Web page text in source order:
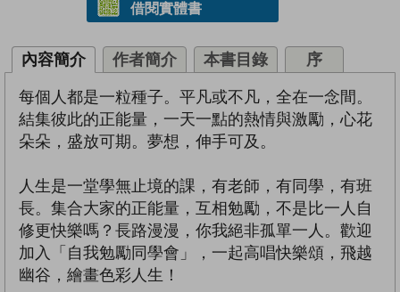
借閱實體書
內容簡介 作者簡介 本書目錄 序
每個人都是一粒種子。平凡或不凡，全在一念間。
結集彼此的正能量，一天一點的熱情與激勵，心花
朵朵，盛放可期。夢想，伸手可及。
人生是一堂學無止境的課，有老師，有同學，有班
長。集合大家的正能量，互相勉勵，不是比一人自
修更快樂嗎？長路漫漫，你我絕非孤單一人。歡迎
加入「自我勉勵同學會」，一起高唱快樂頌，飛越
幽谷，繪畫色彩人生！